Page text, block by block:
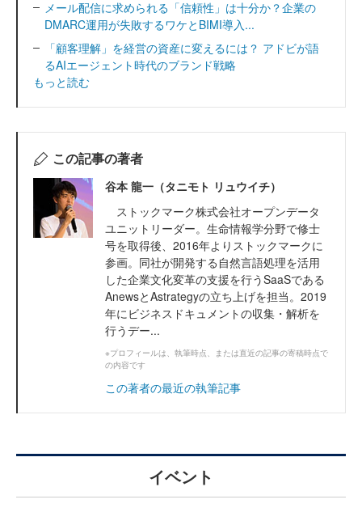
メール配信に求められる「信頼性」は十分か？企業の
DMARC運用が失敗するワケとBIMI導入...
「顧客理解」を経営の資産に変えるには？ アドビが語
るAIエージェント時代のブランド戦略
もっと読む
この記事の著者
谷本 龍一（タニモト リュウイチ）
ストックマーク株式会社オープンデータ
ユニットリーダー。生命情報学分野で修士
号を取得後、2016年よりストックマークに
参画。同社が開発する自然言語処理を活用
した企業文化変革の支援を行うSaaSである
AnewsとAstrategyの立ち上げを担当。2019
年にビジネスドキュメントの収集・解析を
行うデー...
※プロフィールは、執筆時点、または直近の記事の寄稿時点で
の内容です
この著者の最近の執筆記事
イベント